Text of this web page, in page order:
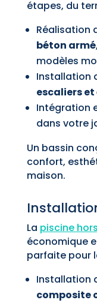
étapes, du
Réalisation
béton armé
modèles
Installation
escaliers
Intégration
dans votre
Un bassin
confort,
maison.
La piscine
économique
parfaite pour
Installation
composite